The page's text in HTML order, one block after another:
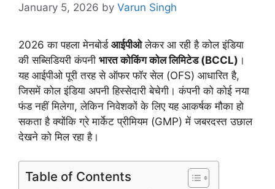
January 5, 2026 by Varun Singh
2026 का पहला मेनबोर्ड आईपीओलेकर आ रही है कोल इंडिया
की सब्सिडियरी कंपनी भारत कोकिंग कोल लिमिटेड (BCCL) ।
यह आईपीओ पूरी तरह से ऑफर फॉर सेल (OFS) आधारित है,
जिसमें कोल इंडिया अपनी हिस्सेदारी बेचेगी। कंपनी को कोई नया
फंड नहीं मिलेगा, लेकिन निवेशकों के लिए यह आकर्षक मौका हो
सकता है क्योंकि ग्रे मार्केट प्रीमियम (GMP) में जबरदस्त उछाल
देखने को मिल रहा है।
Table of Contents